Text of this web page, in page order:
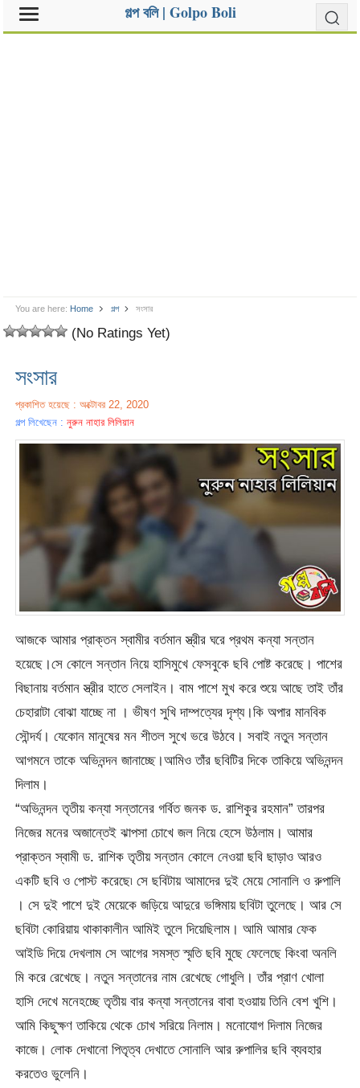
গল্প বলি | Golpo Boli
You are here: Home গল্প সংসার
(No Ratings Yet)
সংসার
প্রকাশিত হয়েছে : অক্টোবর 22, 2020
গল্প লিখেছেন :নুরুন নাহার লিলিয়ান
আজকে আমার প্রাক্তন স্বামীর বর্তমান স্ত্রীর ঘরে প্রথম কন্যা সন্তান
হয়েছে।সে কোলে সন্তান নিয়ে হাসিমুখে ফেসবুকে ছবি পোষ্ট করেছে। পাশের
বিছানায় বর্তমান স্ত্রীর হাতে সেলাইন। বাম পাশে মুখ করে শুয়ে আছে তাই তাঁর
চেহারাটা বোঝা যাচ্ছে না । ভীষণ সুখি দাম্পত্যের দৃশ্য।কি অপার মানবিক
সৌন্দর্য। যেকোন মানুষের মন শীতল সুখে ভরে উঠবে। সবাই নতুন সন্তান
আগমনে তাকে অভিনন্দন জানাচ্ছে।আমিও তাঁর ছবিটির দিকে তাকিয়ে অভিনন্দন
দিলাম।
“অভিনন্দন তৃতীয় কন্যা সন্তানের গর্বিত জনক ড. রাশিকুর রহমান” তারপর
নিজের মনের অজান্তেই ঝাপসা চোখে জল নিয়ে হেসে উঠলাম। আমার
প্রাক্তন স্বামী ড. রাশিক তৃতীয় সন্তান কোলে নেওয়া ছবি ছাড়াও আরও
একটি ছবি ও পোস্ট করেছে৷ সে ছবিটায় আমাদের দুই মেয়ে সোনালি ও রুপালি
। সে দুই পাশে দুই মেয়েকে জড়িয়ে আদুরে ভঙ্গিমায় ছবিটা তুলেছে। আর সে
ছবিটা কোরিয়ায় থাকাকালীন আমিই তুলে দিয়েছিলাম। আমি আমার ফেক
আইডি দিয়ে দেখলাম সে আগের সমস্ত স্মৃতি ছবি মুছে ফেলেছে কিংবা অনলি
মি করে রেখেছে। নতুন সন্তানের নাম রেখেছে গোধুলি। তাঁর প্রাণ খোলা
হাসি দেখে মনেহচ্ছে তৃতীয় বার কন্যা সন্তানের বাবা হওয়ায় তিনি বেশ খুশি।
আমি কিছুক্ষণ তাকিয়ে থেকে চোখ সরিয়ে নিলাম। মনোযোগ দিলাম নিজের
কাজে। লোক দেখানো পিতৃত্ব দেখাতে সোনালি আর রুপালির ছবি ব্যবহার
করতেও ভুলেনি।